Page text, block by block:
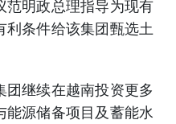
范明政总理指导为现有
条件给该集团甄选土
继续在越南投资更多
源储备项目及蓄能水